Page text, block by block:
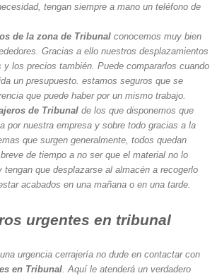
tengan siempre a mano un teléfono de
de la zona de Tribunal conocemos muy bien
Gracias a ello nuestros desplazamientos
los precios también. Puede compararlos cuando
un presupuesto. estamos seguros que se
que puede haber por un mismo trabajo.
de Tribunal de los que disponemos que
por nuestra empresa y sobre todo gracias a la
que surgen generalmente, todos quedan
de tiempo a no ser que el material no lo
que desplazarse al almacén a recogerlo
acabados en una mañana o en una tarde.
urgentes en tribunal
urgencia cerrajería no dude en contactar con
en Tribunal . Aquí le atenderá un verdadero